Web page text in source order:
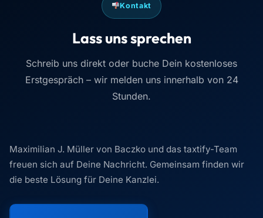
Kontakt
Lass uns sprechen
Schreib uns direkt oder buche Dein kostenloses
Erstgespräch – wir melden uns innerhalb von 24
Stunden.
Maximilian J. Müller von Baczko und das taxtify-Team
freuen sich auf Deine Nachricht. Gemeinsam finden wir
die beste Lösung für Deine Kanzlei.